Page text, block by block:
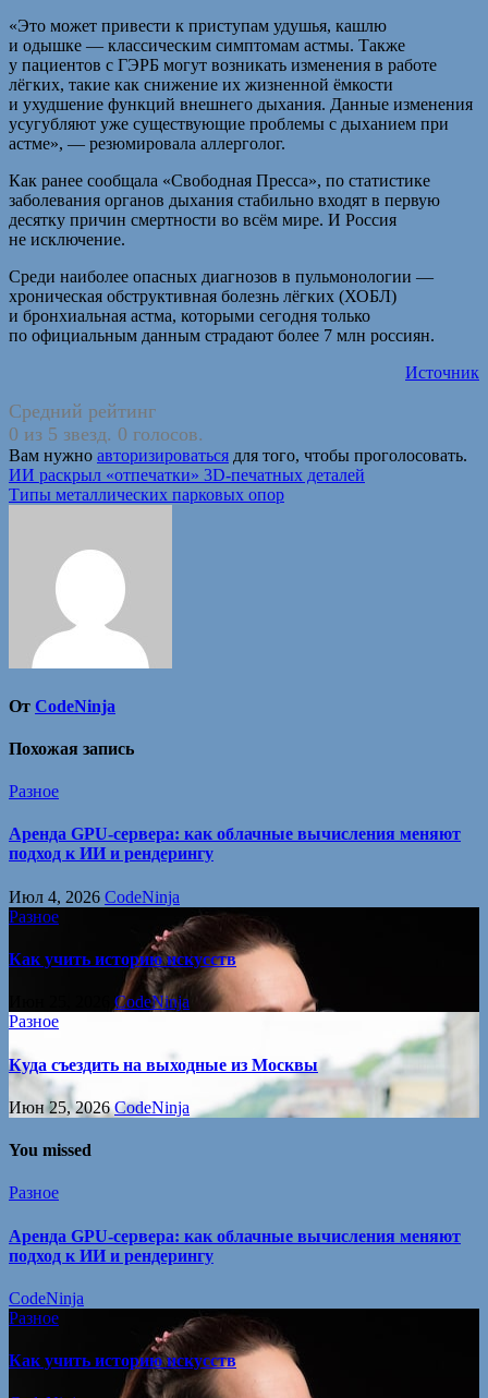
«Это может привести к приступам удушья, кашлю
и одышке — классическим симптомам астмы. Также
у пациентов с ГЭРБ могут возникать изменения в работе
лёгких, такие как снижение их жизненной ёмкости
и ухудшение функций внешнего дыхания. Данные изменения
усугубляют уже существующие проблемы с дыханием при
астме», — резюмировала аллерголог.
Как ранее сообщала «Свободная Пресса», по статистике
заболевания органов дыхания стабильно входят в первую
десятку причин смертности во всём мире. И Россия
не исключение.
Среди наиболее опасных диагнозов в пульмонологии —
хроническая обструктивная болезнь лёгких (ХОБЛ)
и бронхиальная астма, которыми сегодня только
по официальным данным страдают более 7 млн россиян.
Источник
Средний рейтинг
0 из 5 звезд. 0 голосов.
Вам нужно авторизироваться для того, чтобы проголосовать.
Навигация
по
ИИ раскрыл «отпечатки» 3D-печатных деталей
Типы металлических парковых опор
От CodeNinja
Похожая запись
Разное
Аренда GPU-сервера: как облачные вычисления меняют
подход к ИИ и рендерингу
Июл 4, 2026 CodeNinja
Разное
Как учить историю искусств
CodeNinja
Разное
Куда съездить на выходные из Москвы
Июн 25, 2026CodeNinja
You missed
Разное
Аренда GPU-сервера: как облачные вычисления меняют
подход к ИИ и рендерингу
CodeNinja
Разное
Как учить историю искусств